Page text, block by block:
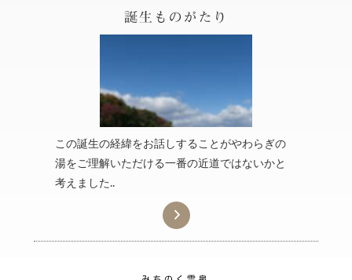
この誕生の経緯をお話しすることがやわらぎの
湯をご理解いただける一番の近道ではないかと
考えました..
